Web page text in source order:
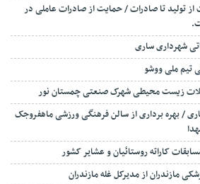
از تولید تا صادرات / حمایت از صادرات عاملی در
شهرداری ساری
تیم ملی ووشو
زیست محیطی شهرک صنعتی چمستان نور
ساله مردم ساری / بهره برداری از سالن فرهنگی ورزشی ماهفروجک
کاراته روستائیان و عشایر کشور
مازندران از مدیرکل غله مازندران